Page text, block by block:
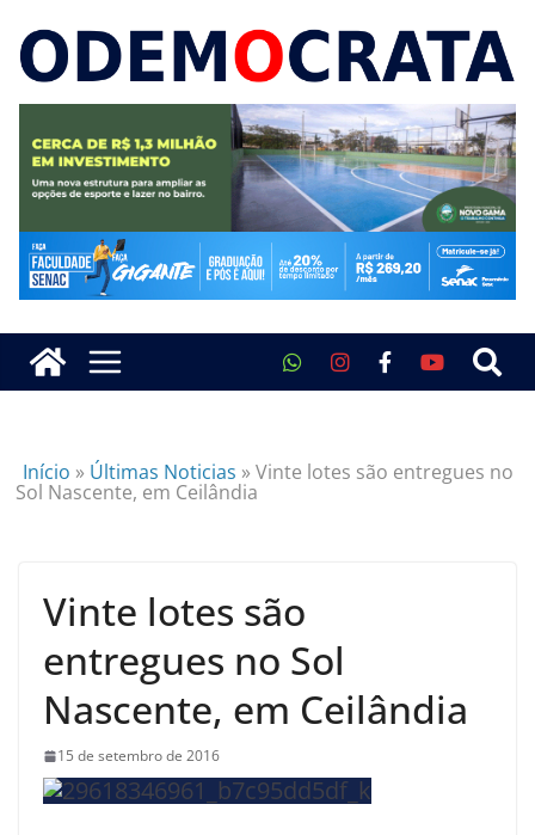
Início » Últimas Noticias »Vinte lotes são entregues no
Sol Nascente, em Ceilândia
Vinte lotes são
entregues no Sol
Nascente, em Ceilândia
15 de setembro de 2016